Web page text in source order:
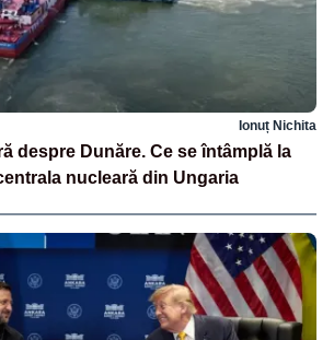
Ionuț Nichita
despre Dunăre. Ce se întâmplă la
nucleară din Ungaria